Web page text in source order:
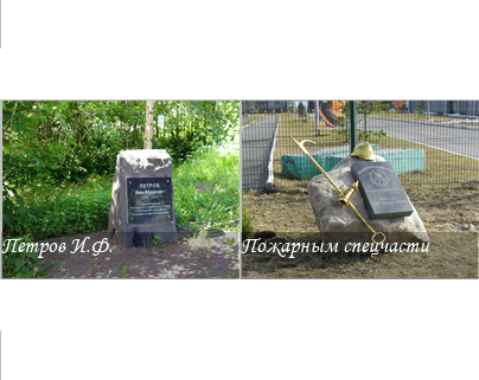
Петров И.Ф. Пожарным спецчасти